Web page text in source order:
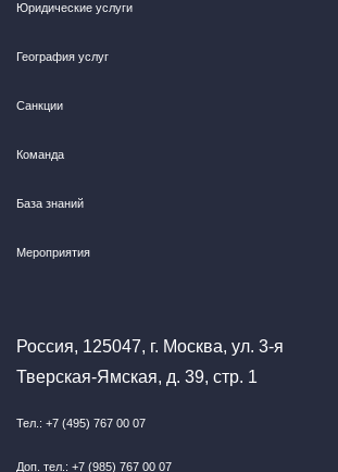
Юридические услуги
География услуг
Санкции
Команда
База знаний
Мероприятия
Россия, 125047, г. Москва, ул. 3-я
Тверская-Ямская, д. 39, стр. 1
Тел.: +7 (495) 767 00 07
Доп. тел.: +7 (985) 767 00 07